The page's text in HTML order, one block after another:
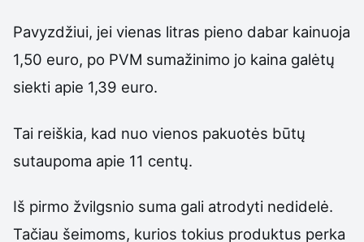
Pavyzdžiui, jei vienas litras pieno dabar kainuoja
1,50 euro, po PVM sumažinimo jo kaina galėtų
siekti apie 1,39 euro.
Tai reiškia, kad nuo vienos pakuotės būtų
sutaupoma apie 11 centų.
Iš pirmo žvilgsnio suma gali atrodyti nedidelė.
Tačiau šeimoms, kurios tokius produktus perka